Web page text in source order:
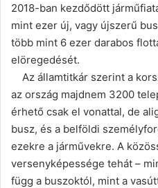
2018-ban kezdődött
mint ezer új, vagy újszerű
több mint 6 ezer darabos
elöregedését.
Az államtitkár szerint a
az ország majdnem 3200
érhető csak el vonattal, de
busz, és a belföldi
ezekre a járművekre. A
versenyképessége tehát –
függ a buszoktól, mint a